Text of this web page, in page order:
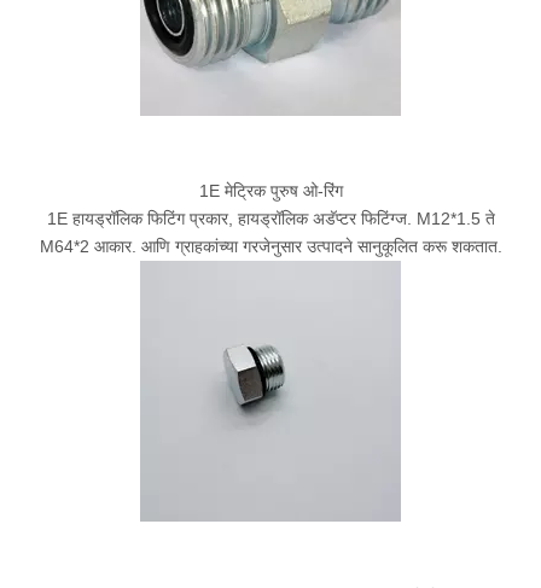
1E मेट्रिक पुरुष ओ-रिंग
1E हायड्रॉलिक फिटिंग प्रकार, हायड्रॉलिक अडॅप्टर फिटिंग्ज. M12*1.5 ते
M64*2 आकार. आणि ग्राहकांच्या गरजेनुसार उत्पादने सानुकूलित करू शकतात.